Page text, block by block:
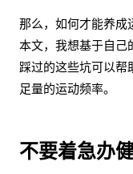
那么，如何才能养成
本文，我想基于自己
踩过的这些坑可以帮
足量的运动频率。
不要着急办